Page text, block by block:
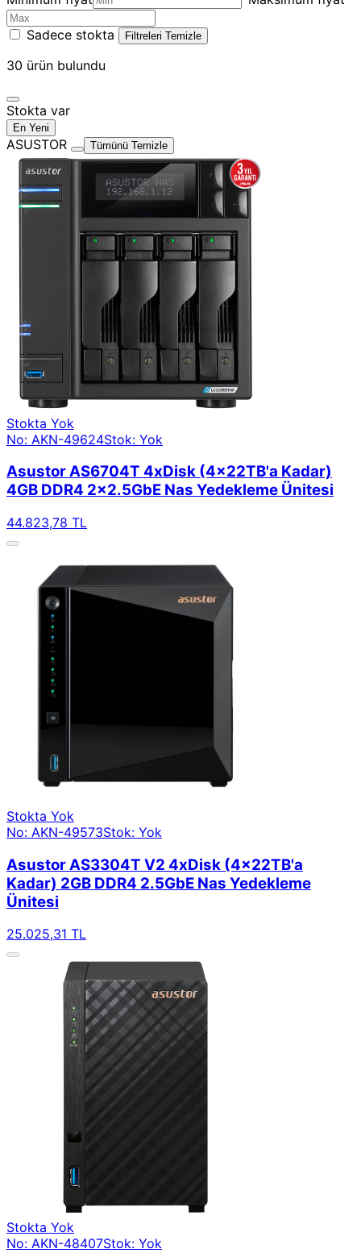
Sadece stokta Filtreleri Temizle
30 ürün bulundu
Stokta var
En Yeni
ASUSTOR Tümünü Temizle
Stokta Yok
No: AKN-49624Stok: Yok
Asustor AS6704T 4xDisk (4x22TB'a Kadar)
4GB DDR4 2x2.5GbE Nas Yedekleme Ünitesi
44.823,78 TL
Stokta Yok
No: AKN-49573Stok: Yok
Asustor AS3304T V2 4xDisk (4x22TB'a
Kadar) 2GB DDR4 2.5GbE Nas Yedekleme
Ünitesi
25.025,31 TL
Stokta Yok
No: AKN-48407Stok: Yok